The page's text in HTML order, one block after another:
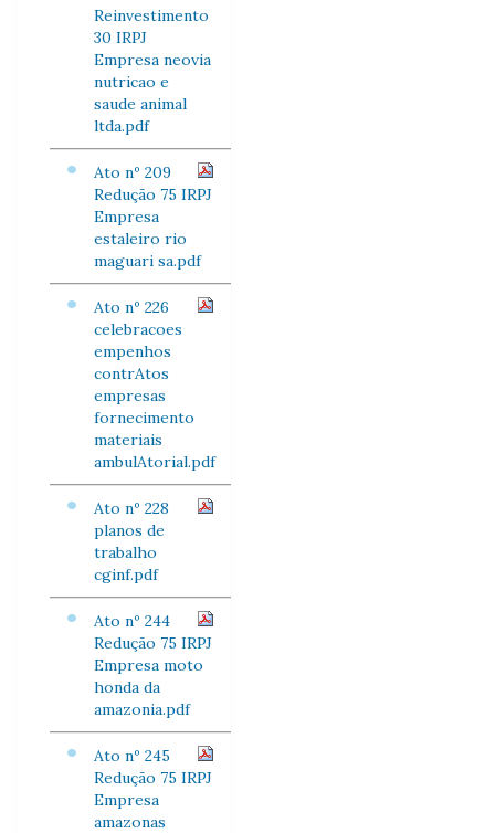
Reinvestimento
30 IRPJ
Empresa neovia
nutricao e
saude animal
ltda.pdf
Ato nº 209
Redução 75 IRPJ
Empresa
estaleiro rio
maguari sa.pdf
Ato nº 226
celebracoes
empenhos
contrAtos
empresas
fornecimento
materiais
ambulAtorial.pdf
Ato nº 228
planos de
trabalho
cginf.pdf
Ato nº 244
Redução 75 IRPJ
Empresa moto
honda da
amazonia.pdf
Ato nº 245
Redução 75 IRPJ
Empresa
amazonas